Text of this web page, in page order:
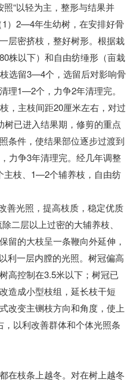
“以轻为主，整形与结果并
1）2—4年生幼树，在安排好骨
层密挤枝，整好树形。根据栽
株以下）和自由纺缍形（亩栽
选留3—4个，选留后对影响骨
理1—2个，力争2年清理完。
，主枝间距20厘米左右，对过
已进入结果期，修剪的重点
条件，使结果部位逐步过渡到
力争3年清理完。经几年调整
主枝、1—2个辅养枝，自由纺
善光照，提高枝质，稳定优质
二层以上过密的大辅养枝、
留的大枝呈一条鞭向外延伸，
利一层内膛的光照。树冠偏高
高控制在3.5米以下；树冠已
造成小型枝组，延长枝干短
改变主铡枝方向和角度，使上
以利改善群体和个体光照条
在枝条上越冬。对在树上越冬